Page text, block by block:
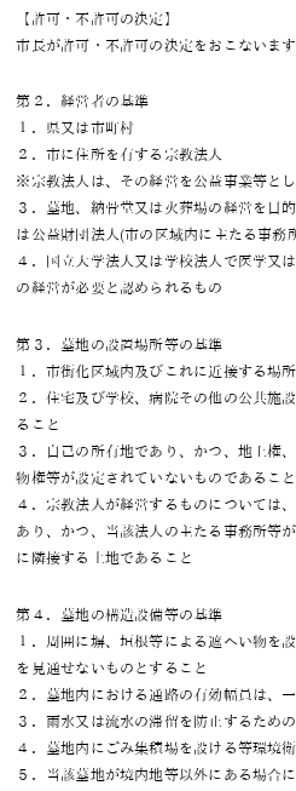
【許可・不許可の決定】
市長が許可・不許可の決定をおこないます
第２．経営者の基準
１．県又は市町村
２．市に住所を有する宗教法人
※宗教法人は、その経営を公益事業等とし
３．墓地、納骨堂又は火葬場の経営を目
は公益財団法人(市の区域内に主たる事務
４．国立大学法人又は学校法人で医学又
の経営が必要と認められるもの
第３．墓地の設置場所等の基準
１．市街化区域内及びこれに近接する場
２．住宅及び学校、病院その他の公共施
ること
３．自己の所有地であり、かつ、地上権
物権等が設定されていないものであること
４．宗教法人が経営するものについては
あり、かつ、当該法人の主たる事務所等
に隣接する土地であること
第４．墓地の構造設備等の基準
１．周囲に塀、垣根等による遮へい物を
を見通せないものとすること
２．墓地内における通路の有効幅員は、
３．雨水又は流水の滞留を防止するため
４．墓地内にごみ集積場を設ける等環境
５．当該墓地が境内地等以外にある場合